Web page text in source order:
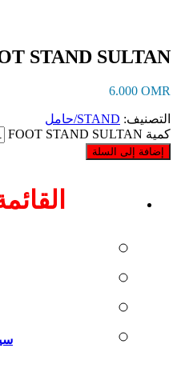
STAND SULTAN
6.000 OMR
التصنيف: STAND/حامل
كمية FOOT STAND SULTAN
إضافة إلى السلة